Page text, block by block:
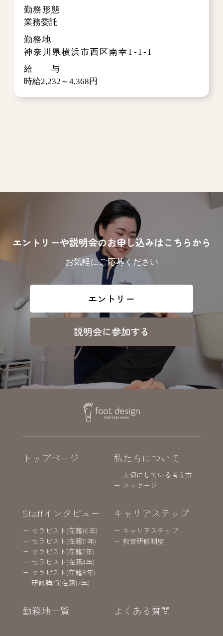
勤務形態
業務委託
勤務地
神奈川県横浜市西区南幸1-1-1
給 与
時給2,232～4,368円
エントリーや説明会のお申し込みはこちらから
お気軽にご応募ください
エントリー
説明会に参加する
トップページ 私たちについて
ー 大切にしている考え方
ー メッセージ
Staffインタビュー
ー セラピスト(在籍16年)
ー セラピスト(在籍11年)
ー セラピスト(在籍7年)
ー セラピスト(在籍4年)
ー セラピスト(在籍8年)
ー 研修講師(在籍17年)
キャリアステップ
ー キャリアステップ
ー 教育研修制度
勤務地一覧 よくある質問